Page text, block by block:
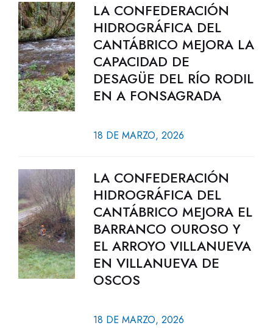
LA CONFEDERACIÓN
HIDROGRÁFICA DEL
CANTÁBRICO MEJORA LA
CAPACIDAD DE
DESAGÜE DEL RÍO RODIL
EN A FONSAGRADA
18 DE MARZO, 2026
LA CONFEDERACIÓN
HIDROGRÁFICA DEL
CANTÁBRICO MEJORA EL
BARRANCO OUROSO Y
EL ARROYO VILLANUEVA
EN VILLANUEVA DE
OSCOS
18 DE MARZO, 2026